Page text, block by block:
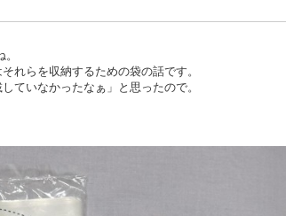
れらを収納するための袋の話です。
ていなかったなぁ」と思ったので。